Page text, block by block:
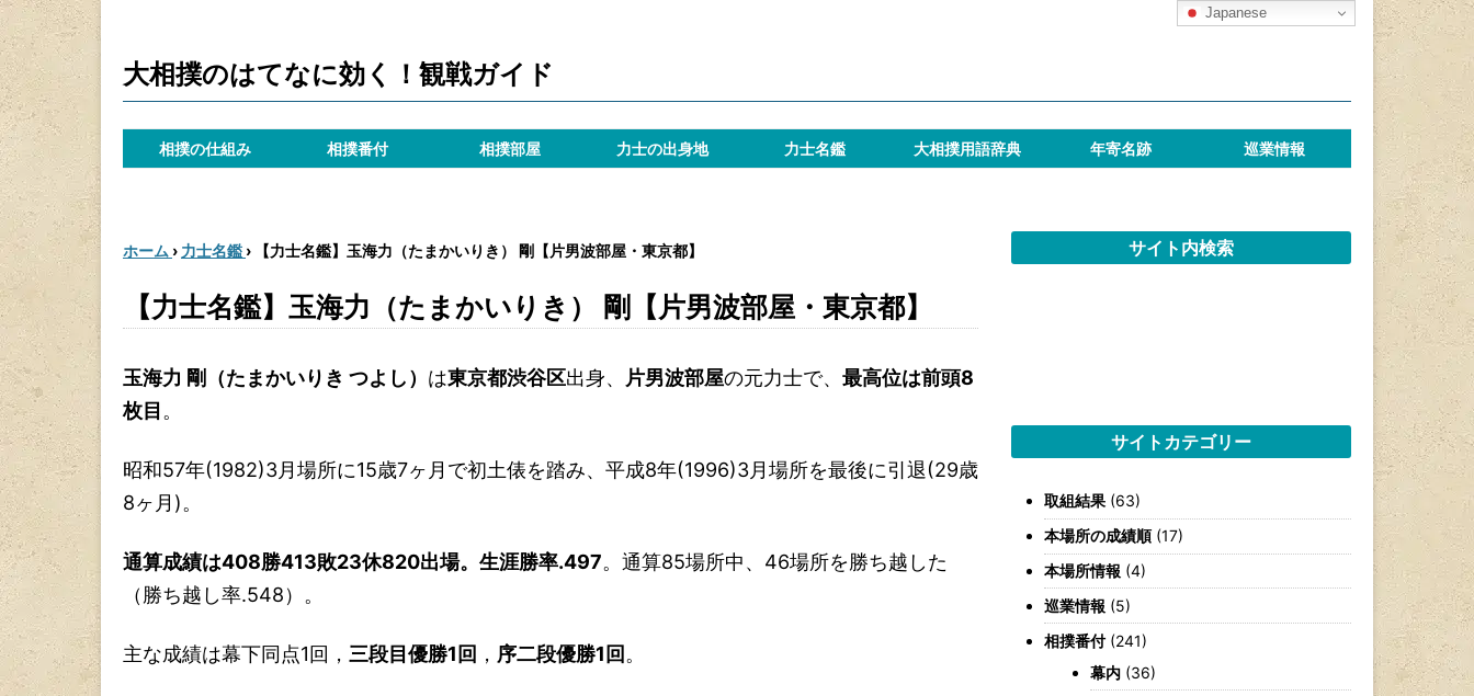
大相撲のはてなに効く！観戦ガイド
相撲の仕組み 相撲番付 相撲部屋 力士の出身地 力士名鑑 大相撲用語辞典 年寄名跡 巡業情報
ホーム › 力士名鑑 › 【力士名鑑】玉海力（たまかいりき） 剛【片男波部屋・東京都】
【力士名鑑】玉海力（たまかいりき） 剛【片男波部屋・東京都】
玉海力 剛（たまかいりき つよし） は東京都渋谷区出身、 片男波部屋の元力士で、 最高位は前頭8
枚目 。
昭和57年(1982)3月場所に15歳7ヶ月で初土俵を踏み、平成8年(1996)3月場所を最後に引退(29歳
8ヶ月)。
通算成績は408勝413敗23休820出場。生涯勝率.497。通算85場所中、46場所を勝ち越した
（勝ち越し率.548）。
主な成績は幕下同点1回， 三段目優勝1回 ， 序二段優勝1回 。
サイト内検索
サイトカテゴリー
取組結果 (63)
本場所の成績順(17)
本場所情報 (4)
巡業情報 (5)
相撲番付(241)
幕内 (36)
Japanese